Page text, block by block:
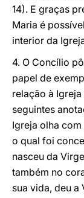
14). E graças
Maria é
interior da
4. O Concílio
papel de
relação à
seguintes
Igreja olha
o qual foi
nasceu da
também no
sua vida, deu